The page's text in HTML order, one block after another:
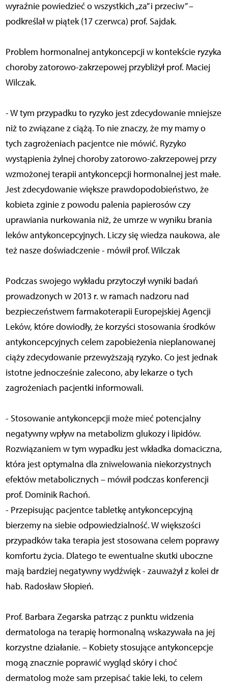
wyraźnie powiedzieć o wszystkich „za” i przeciw” –
podkreślał w piątek (17 czerwca) prof. Sajdak.
Problem hormonalnej antykoncepcji w kontekście ryzyka
choroby zatorowo-zakrzepowej przybliżył prof. Maciej
Wilczak.
- W tym przypadku to ryzyko jest zdecydowanie mniejsze
niż to związane z ciążą. To nie znaczy, że my mamy o
tych zagrożeniach pacjentce nie mówić. Ryzyko
wystąpienia żylnej choroby zatorowo-zakrzepowej przy
wzmożonej terapii antykoncepcji hormonalnej jest małe.
Jest zdecydowanie większe prawdopodobieństwo, że
kobieta zginie z powodu palenia papierosów czy
uprawiania nurkowania niż, że umrze w wyniku brania
leków antykoncepcyjnych. Liczy się wiedza naukowa, ale
też nasze doświadczenie - mówił prof. Wilczak
Podczas swojego wykładu przytoczył wyniki badań
prowadzonych w 2013 r. w ramach nadzoru nad
bezpieczeństwem farmakoterapii Europejskiej Agencji
Leków, które dowiodły, że korzyści stosowania środków
antykoncepcyjnych celem zapobieżenia nieplanowanej
ciąży zdecydowanie przewyższają ryzyko. Co jest jednak
istotne jednocześnie zalecono, aby lekarze o tych
zagrożeniach pacjentki informowali.
- Stosowanie antykoncepcji może mieć potencjalny
negatywny wpływ na metabolizm glukozy i lipidów.
Rozwiązaniem w tym wypadku jest wkładka domaciczna,
która jest optymalna dla zniwelowania niekorzystnych
efektów metabolicznych – mówił podczas konferencji
prof. Dominik Rachoń.
- Przepisując pacjentce tabletkę antykoncepcyjną
bierzemy na siebie odpowiedzialność. W większości
przypadków taka terapia jest stosowana celem poprawy
komfortu życia. Dlatego te ewentualne skutki uboczne
mają bardziej negatywny wydźwięk - zauważył z kolei dr
hab. Radosław Słopień.
Prof. Barbara Zegarska patrząc z punktu widzenia
dermatologa na terapię hormonalną wskazywała na jej
korzystne działanie. – Kobiety stosujące antykoncepcje
mogą znacznie poprawić wygląd skóry i choć
dermatolog może sam przepisać takie leki, to celem